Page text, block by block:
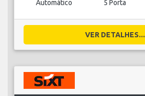
Automático 5 Porta
VER DETALHES...